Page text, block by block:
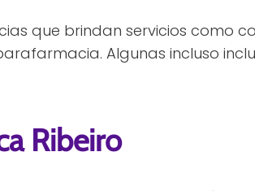
que brindan servicios como
Algunas incluso
Ribeiro